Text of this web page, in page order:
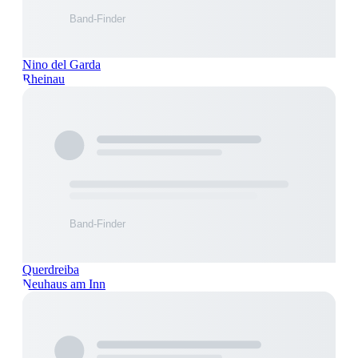
Nino del Garda
Rheinau
Querdreiba
Neuhaus am Inn